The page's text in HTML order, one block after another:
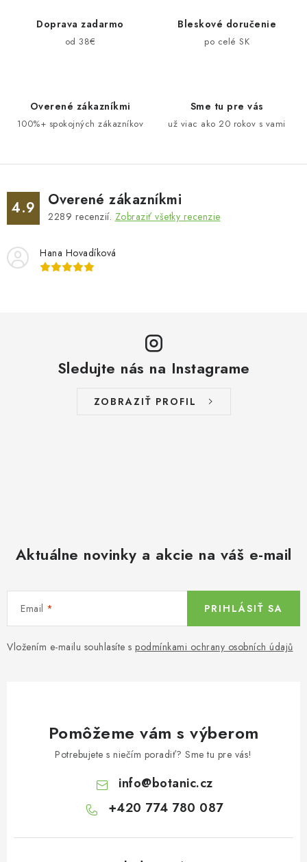
Doprava zadarmo
od 38€
Bleskové doručenie
po celé SK
Overené zákazníkmi
100%+ spokojných zákazníkov
Sme tu pre vás
už viac ako 20 rokov s vami
4.9 Overené zákazníkmi
2289 recenzií. Zobraziť všetky recenzie
Hana Hovadíková
Sledujte nás na Instagrame
ZOBRAZIŤ PROFIL
Aktuálne novinky a akcie na váš e-mail
Email
Vložením e-mailu souhlasíte s podmínkami ochrany osobních údajů
PRIHLÁSIŤ SA
Pomôžeme vám s výberom
Potrebujete s niečím poradiť? Sme tu pre vás!
info@botanic.cz
+420 774 780 087